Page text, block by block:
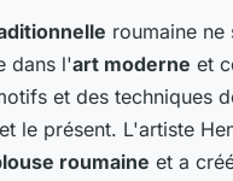
roumaine ne
dans l'art moderne et
et des techniques
le présent. L'artiste
roumaine et a